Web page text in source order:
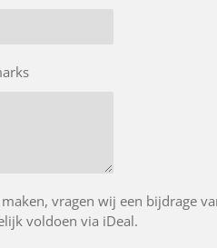
vragen wij een bijdrage
voldoen via iDeal.